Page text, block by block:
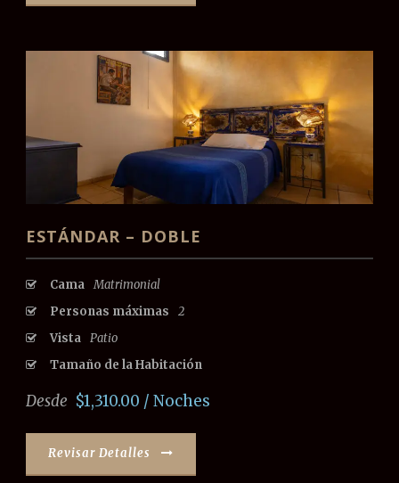
ESTÁNDAR – DOBLE
Cama Matrimonial
Personas máximas
2
Vista Patio
Tamaño de la Habitación
Desde $1,310.00 / Noches
Revisar Detalles